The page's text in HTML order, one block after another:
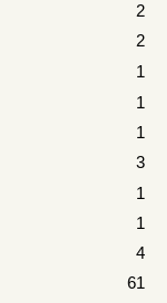
2
2
1
1
1
3
1
1
4
61